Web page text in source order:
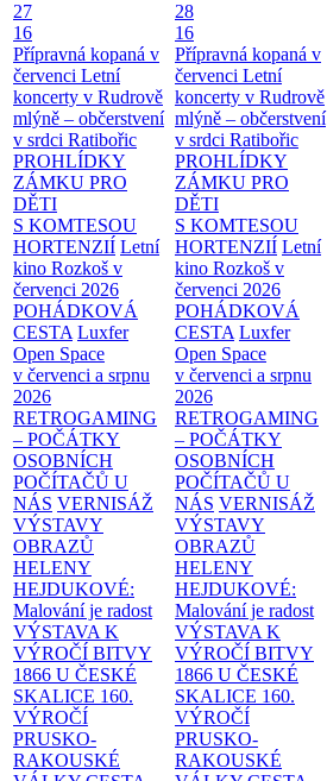
27
16
Přípravná kopaná v
červenci Letní
koncerty v Rudrově
mlýně – občerstvení
v srdci Ratibořic
PROHLÍDKY
ZÁMKU PRO
DĚTI
S KOMTESOU
HORTENZIÍ Letní
kino Rozkoš v
červenci 2026
POHÁDKOVÁ
CESTA Luxfer
Open Space
v červenci a srpnu
2026
RETROGAMING
– POČÁTKY
OSOBNÍCH
POČÍTAČŮ U
NÁS VERNISÁŽ
VÝSTAVY
OBRAZŮ
HELENY
HEJDUKOVÉ:
Malování je radost
VÝSTAVA K
VÝROČÍ BITVY
1866 U ČESKÉ
SKALICE 160.
VÝROČÍ
PRUSKO-
RAKOUSKÉ
28
16
Přípravná kopaná v
červenci Letní
koncerty v Rudrově
mlýně – občerstvení
v srdci Ratibořic
PROHLÍDKY
ZÁMKU PRO
DĚTI
S KOMTESOU
HORTENZIÍ Letní
kino Rozkoš v
červenci 2026
POHÁDKOVÁ
CESTA Luxfer
Open Space
v červenci a srpnu
2026
RETROGAMING
– POČÁTKY
OSOBNÍCH
POČÍTAČŮ U
NÁS VERNISÁŽ
VÝSTAVY
OBRAZŮ
HELENY
HEJDUKOVÉ:
Malování je radost
VÝSTAVA K
VÝROČÍ BITVY
1866 U ČESKÉ
SKALICE 160.
VÝROČÍ
PRUSKO-
RAKOUSKÉ